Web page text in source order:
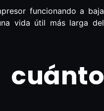
funcionando a baja
vida útil más larga del